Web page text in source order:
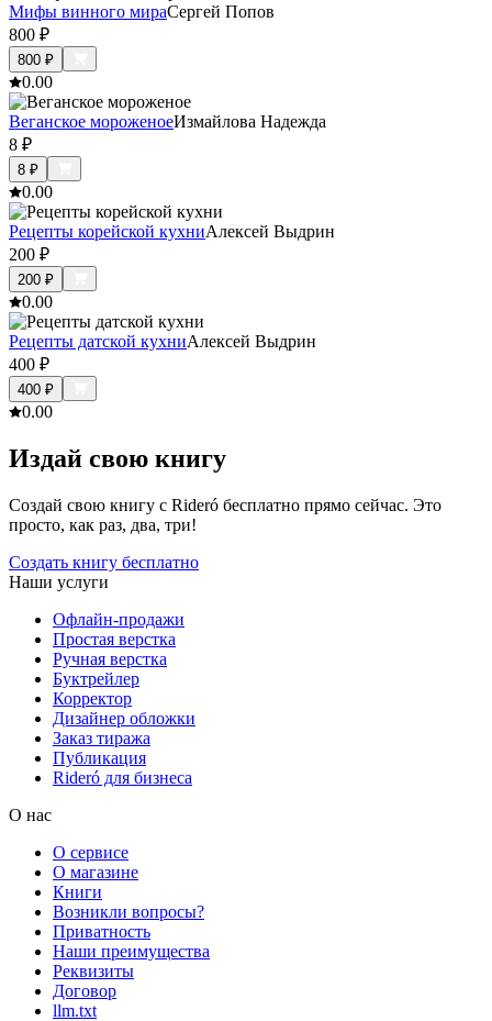
Мифы винного мираСергей Попов
800 ₽
800 ₽
0.00
Веганское мороженоеИзмайлова Надежда
8 ₽
8 ₽
0.00
Рецепты корейской кухниАлексей Выдрин
200 ₽
200 ₽
0.00
Рецепты датской кухниАлексей Выдрин
400 ₽
400 ₽
0.00
Издай свою книгу
Создай свою книгу с Rideró бесплатно прямо сейчас. Это
просто, как раз, два, три!
Создать книгу бесплатно
Наши услуги
Офлайн-продажи
Простая верстка
Ручная верстка
Буктрейлер
Корректор
Дизайнер обложки
Заказ тиража
Публикация
Rideró для бизнеса
О нас
О сервисе
О магазине
Книги
Возникли вопросы?
Приватность
Наши преимущества
Реквизиты
Договор
llm.txt